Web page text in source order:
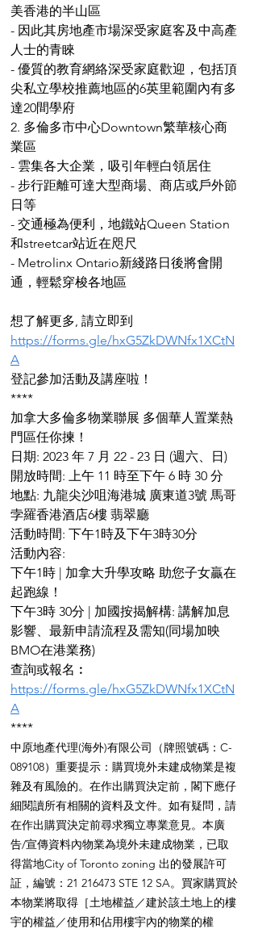
美香港的半山區
- 因此其房地產市場深受家庭客及中高產
人士的青睞
- 優質的教育網絡深受家庭歡迎，包括頂
尖私立學校推薦地區的6英里範圍內有多
達20間學府
2. 多倫多市中心Downtown繁華核心商
業區
- 雲集各大企業，吸引年輕白領居住
- 步行距離可達大型商場、商店或戶外節
日等
- 交通極為便利，地鐵站Queen Station
和streetcar站近在咫尺
- Metrolinx Ontario新綫路日後將會開
通，輕鬆穿梭各地區
想了解更多, 請立即到
https://forms.gle/hxG5ZkDWNfx1XCtN
A
登記參加活動及講座啦！
****
加拿大多倫多物業聯展 多個華人置業熱
門區任你揀！
日期: 2023 年 7 月 22 - 23 日 (週六、日)
開放時間: 上午 11 時至下午 6 時 30 分
地點: 九龍尖沙咀海港城 廣東道3號 馬哥
孛羅香港酒店6樓 翡翠廳
活動時間: 下午1時及下午3時30分
活動內容:
下午1時 | 加拿大升學攻略 助您子女贏在
起跑線！
下午3時 30分 | 加國按揭解構: 講解加息
影響、最新申請流程及需知(同場加映
BMO在港業務)
查詢或報名︰
https://forms.gle/hxG5ZkDWNfx1XCtN
A
****
中原地產代理(海外)有限公司（牌照號碼：C-
089108）重要提示：購買境外未建成物業是複
雜及有風險的。在作出購買決定前，閣下應仔
細閱讀所有相關的資料及文件。如有疑問，請
在作出購買決定前尋求獨立專業意見。本廣
告/宣傳資料內物業為境外未建成物業，已取
得當地City of Toronto zoning 出的發展許可
証，編號：21 216473 STE 12 SA。買家購買於
本物業將取得［土地權益／建於該土地上的樓
宇的權益／使用和佔用樓宇內的物業的權